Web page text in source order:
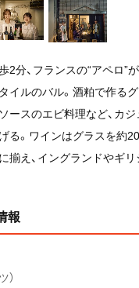
2分、フランスの“アペロ”
イルのバル。酒粕で作る
ースのエビ料理など、カ
る。ワインはグラスを約
揃え、イングランドやギ
報
）